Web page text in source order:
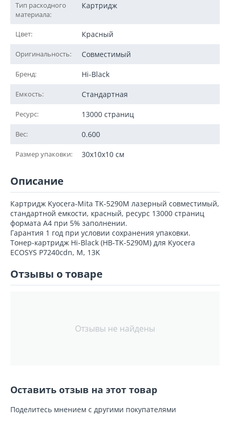
Тип расходного
материала:
Картридж
Цвет: Красный
Оригинальность: Совместимый
Бренд: Hi-Black
Емкость: Стандартная
Ресурс: 13000 страниц
Вес: 0.600
Размер упаковки: 30x10x10 см
Описание
Картридж Kyocera-Mita TK-5290M лазерный совместимый,
стандартной емкости, красный, ресурс 13000 страниц
формата А4 при 5% заполнении.
Гарантия 1 год при условии сохранения упаковки.
Тонер-картридж Hi-Black (HB-TK-5290M) для Kyocera
ECOSYS P7240cdn, M, 13K
Отзывы о товаре
Отзывы не найдены
Оставить отзыв на этот товар
Поделитесь мнением с другими покупателями